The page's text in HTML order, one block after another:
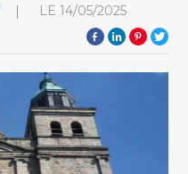
LE 14/05/2025